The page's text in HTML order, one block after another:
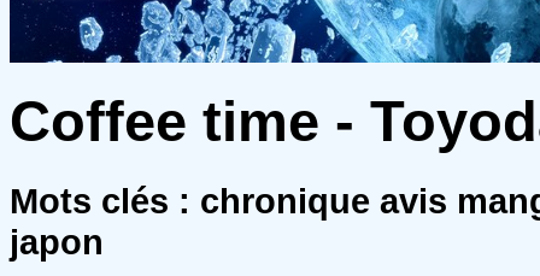
Coffee time -
Mots clés : chronique avis
japon